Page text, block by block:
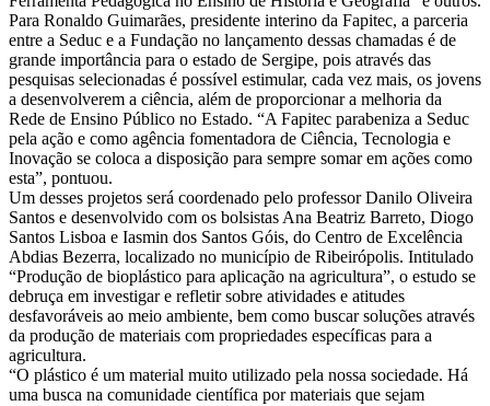
Para Ronaldo Guimarães, presidente interino da Fapitec, a parceria
entre a Seduc e a Fundação no lançamento dessas chamadas é de
grande importância para o estado de Sergipe, pois através das
pesquisas selecionadas é possível estimular, cada vez mais, os jovens
a desenvolverem a ciência, além de proporcionar a melhoria da
Rede de Ensino Público no Estado. “A Fapitec parabeniza a Seduc
pela ação e como agência fomentadora de Ciência, Tecnologia e
Inovação se coloca a disposição para sempre somar em ações como
esta”, pontuou.
Um desses projetos será coordenado pelo professor Danilo Oliveira
Santos e desenvolvido com os bolsistas Ana Beatriz Barreto, Diogo
Santos Lisboa e Iasmin dos Santos Góis, do Centro de Excelência
Abdias Bezerra, localizado no município de Ribeirópolis. Intitulado
“Produção de bioplástico para aplicação na agricultura”, o estudo se
debruça em investigar e refletir sobre atividades e atitudes
desfavoráveis ao meio ambiente, bem como buscar soluções através
da produção de materiais com propriedades específicas para a
agricultura.
“O plástico é um material muito utilizado pela nossa sociedade. Há
uma busca na comunidade científica por materiais que sejam